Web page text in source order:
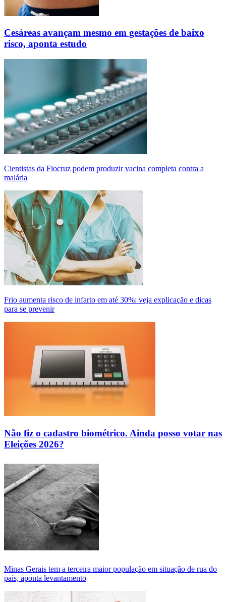
Cesáreas avançam mesmo em gestações de baixo
risco, aponta estudo
Cientistas da Fiocruz podem produzir vacina completa contra a
malária
Frio aumenta risco de infarto em até 30%: veja explicação e dicas
para se prevenir
Não fiz o cadastro biométrico. Ainda posso votar nas
Eleições 2026?
Minas Gerais tem a terceira maior população em situação de rua do
país, aponta levantamento